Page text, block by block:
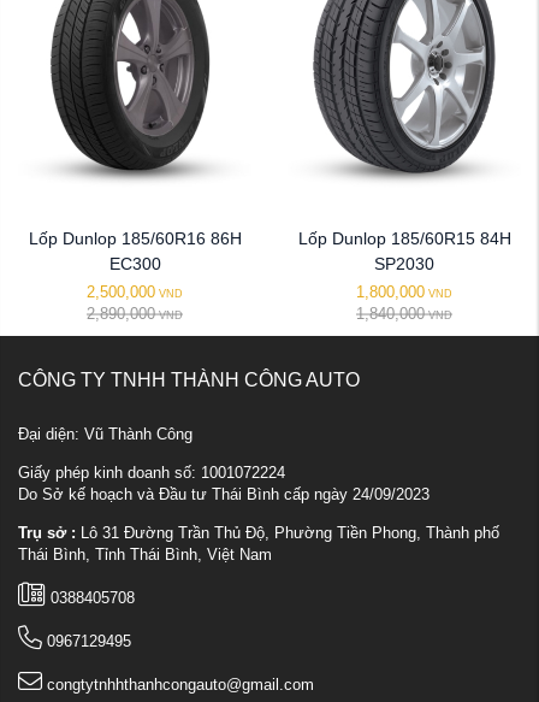
Lốp Dunlop 185/60R16 86H
EC300
2,500,000 VND
2,890,000 VND
Lốp Dunlop 185/60R15 84H
SP2030
1,800,000 VND
1,840,000 VND
CÔNG TY TNHH THÀNH CÔNG AUTO
Đại diện: Vũ Thành Công
Giấy phép kinh doanh số: 1001072224
Do Sở kế hoạch và Đầu tư Thái Bình cấp ngày 24/09/2023
Trụ sở : Lô 31 Đường Trần Thủ Độ, Phường Tiền Phong, Thành phố
Thái Bình, Tỉnh Thái Bình, Việt Nam
0388405708
0967129495
congtytnhhthanhcongauto@gmail.com